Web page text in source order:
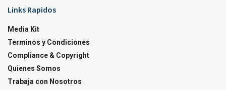
Links Rapidos
Media Kit
Terminos y Condiciones
Compliance & Copyright
Quienes Somos
Trabaja con Nosotros